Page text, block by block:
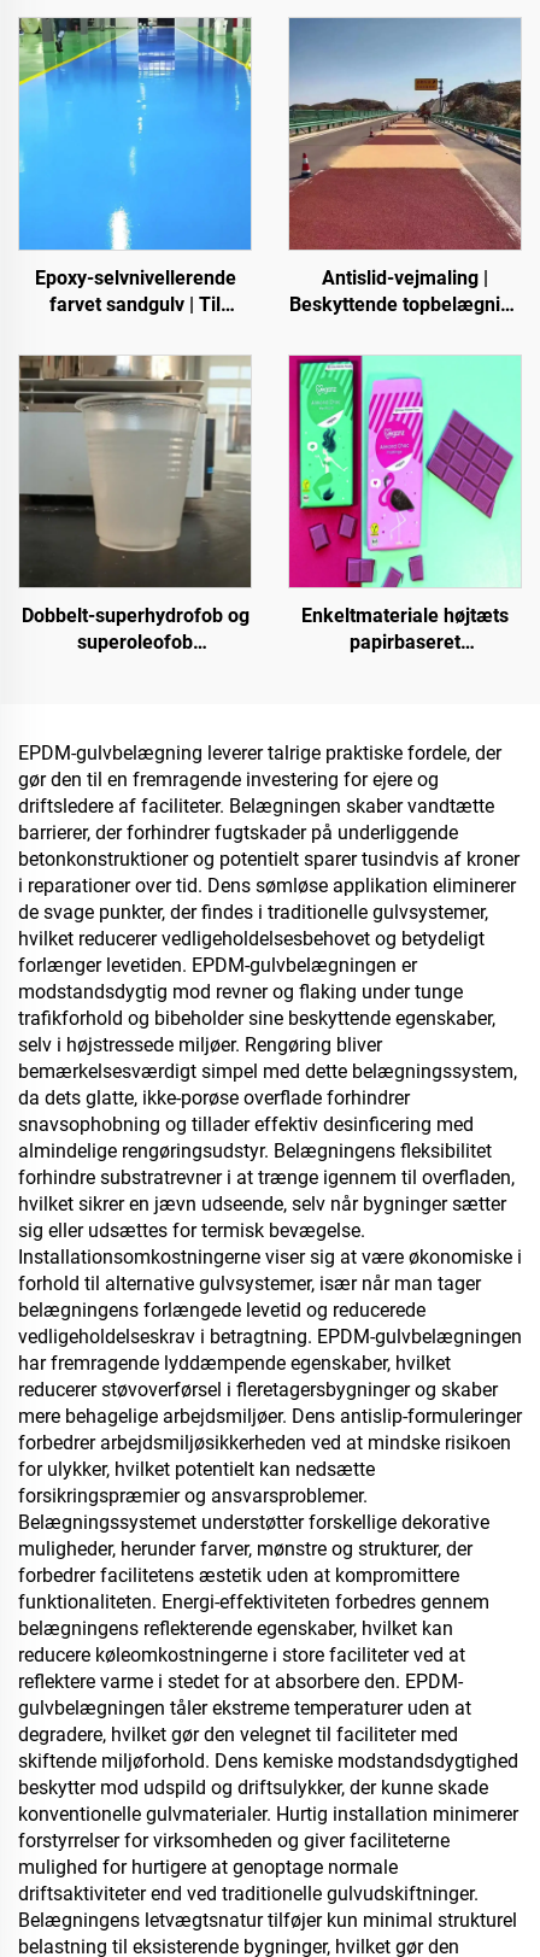
Epoxy-selvnivellerende
farvet sandgulv | Til
og high-end-private
projekter
Antislid-vejmaling |
Beskyttende topbelægning
indendørs og udendørs
belægninger
Dobbelt-superhydrofob og
superoleofob
eller i andre scenarier,
hvor hydrofobe og
oleofobe egenskaber
kræves
Enkeltmateriale højtæts
papirbaseret
nødder, chokolade,
bagværk og krydderier
EPDM-gulvbelægning leverer talrige praktiske fordele, der
gør den til en fremragende investering for ejere og
driftsledere af faciliteter. Belægningen skaber vandtætte
barrierer, der forhindrer fugtskader på underliggende
betonkonstruktioner og potentielt sparer tusindvis af kroner
i reparationer over tid. Dens sømløse applikation eliminerer
de svage punkter, der findes i traditionelle gulvsystemer,
hvilket reducerer vedligeholdelsesbehovet og betydeligt
forlænger levetiden. EPDM-gulvbelægningen er
modstandsdygtig mod revner og flaking under tunge
trafikforhold og bibeholder sine beskyttende egenskaber,
selv i højstressede miljøer. Rengøring bliver
bemærkelsesværdigt simpel med dette belægningssystem,
da dets glatte, ikke-porøse overflade forhindrer
snavsophobning og tillader effektiv desinficering med
almindelige rengøringsudstyr. Belægningens fleksibilitet
forhindre substratrevner i at trænge igennem til overfladen,
hvilket sikrer en jævn udseende, selv når bygninger sætter
sig eller udsættes for termisk bevægelse.
Installationsomkostningerne viser sig at være økonomiske i
forhold til alternative gulvsystemer, især når man tager
belægningens forlængede levetid og reducerede
vedligeholdelseskrav i betragtning. EPDM-gulvbelægningen
har fremragende lyddæmpende egenskaber, hvilket
reducerer støvoverførsel i fleretagersbygninger og skaber
mere behagelige arbejdsmiljøer. Dens antislip-formuleringer
forbedrer arbejdsmiljøsikkerheden ved at mindske risikoen
for ulykker, hvilket potentielt kan nedsætte
forsikringspræmier og ansvarsproblemer.
Belægningssystemet understøtter forskellige dekorative
muligheder, herunder farver, mønstre og strukturer, der
forbedrer facilitetens æstetik uden at kompromittere
funktionaliteten. Energi-effektiviteten forbedres gennem
belægningens reflekterende egenskaber, hvilket kan
reducere køleomkostningerne i store faciliteter ved at
reflektere varme i stedet for at absorbere den. EPDM-
gulvbelægningen tåler ekstreme temperaturer uden at
degradere, hvilket gør den velegnet til faciliteter med
skiftende miljøforhold. Dens kemiske modstandsdygtighed
beskytter mod udspild og driftsulykker, der kunne skade
konventionelle gulvmaterialer. Hurtig installation minimerer
forstyrrelser for virksomheden og giver faciliteterne
mulighed for hurtigere at genoptage normale
driftsaktiviteter end ved traditionelle gulvudskiftninger.
Belægningens letvægtsnatur tilføjer kun minimal strukturel
belastning til eksisterende bygninger, hvilket gør den